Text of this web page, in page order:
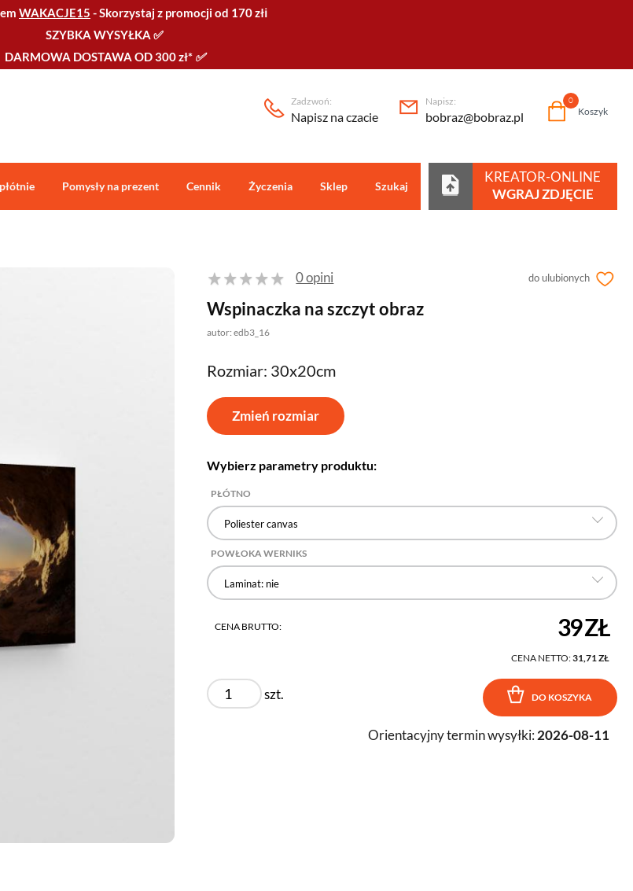
WAKACJE15 -Skorzystaj z promocji od 170 złℹ️
SZYBKA WYSYŁKA ✅
DARMOWA DOSTAWA OD 300 zł* ✅
Zadzwoń:
Napisz na czacie
Napisz:
bobraz@bobraz.pl Koszyk
0
Pomysły na prezent Cennik Życzenia Sklep Szukaj Centrum pomocy
KREATOR-ONLINE
WGRAJ ZDJĘCIE
do ulubionych
0 opini
Wspinaczka na szczyt obraz
autor: edb3_16
Rozmiar: 30x20cm
Zmień rozmiar
Wybierz parametry produktu:
PŁÓTNO
Poliester canvas
POWŁOKA WERNIKS
Laminat: nie
CENA BRUTTO: 39 ZŁ
CENA NETTO:31,71 ZŁ
szt. DO KOSZYKA
Orientacyjny termin wysyłki: 2026-08-11